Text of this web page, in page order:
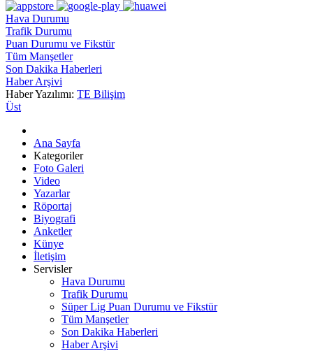
Hava Durumu
Trafik Durumu
Puan Durumu ve Fikstür
Tüm Manşetler
Son Dakika Haberleri
Haber Arşivi
Haber Yazılımı: TE Bilişim
Üst
Ana Sayfa
Kategoriler
Foto Galeri
Video
Yazarlar
Röportaj
Biyografi
Anketler
Künye
İletişim
Servisler
Hava Durumu
Trafik Durumu
Süper Lig Puan Durumu ve Fikstür
Tüm Manşetler
Son Dakika Haberleri
Haber Arşivi